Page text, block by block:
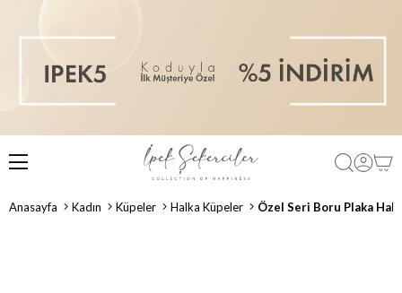
Anasayfa Kadın Küpeler Halka Küpeler Özel Seri Boru Plaka